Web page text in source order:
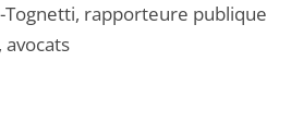
rapporteure publique
avocats